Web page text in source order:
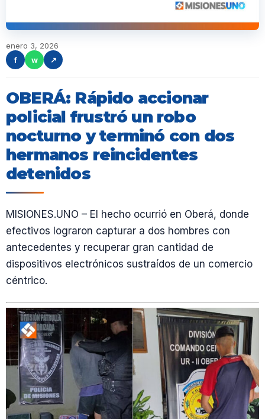
enero 3, 2026
f
w ↗
OBERÁ: Rápido accionar
policial frustró un robo
nocturno y terminó con dos
hermanos reincidentes
detenidos
MISIONES.UNO – El hecho ocurrió en Oberá, donde
efectivos lograron capturar a dos hombres con
antecedentes y recuperar gran cantidad de
dispositivos electrónicos sustraídos de un comercio
céntrico.